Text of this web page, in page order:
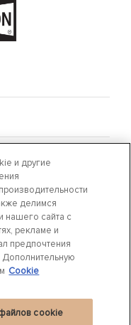
и другие
делимся
нашего сайта с
рекламе и
предпочтения
Дополнительную
Cookie
cookie